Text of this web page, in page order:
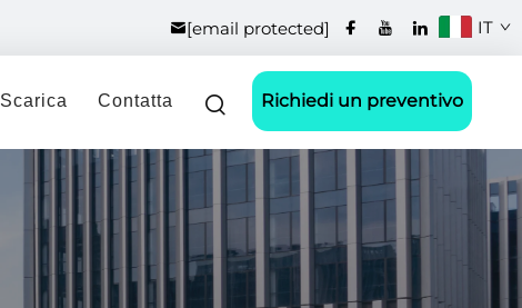
[email protected] IT
Scarica Contatta Richiedi un preventivo